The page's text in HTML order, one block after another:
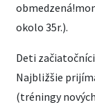
okolo 35r.).
Deti
Najbližšie
(tréningy